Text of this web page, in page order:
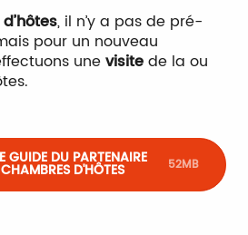
, il n’y a pas de pré-
pour un nouveau
unevisitede la ou
GUIDE DU PARTENAIRE
D'HÔTES 52MB